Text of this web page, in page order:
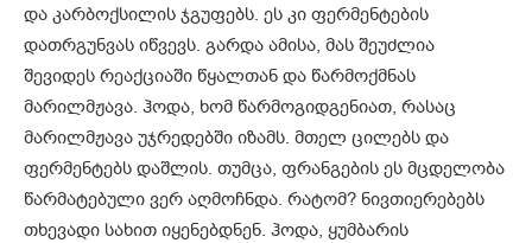
და კარბოქსილის ჯგუფებს. ეს კი ფერმენტების
დათრგუნვას იწვევს. გარდა ამისა, მას შეუძლია
შევიდეს რეაქციაში წყალთან და წარმოქმნას
მარილმჟავა. ჰოდა, ხომ წარმოგიდგენიათ, რასაც
მარილმჟავა უჯრედებში იზამს. მთელ ცილებს და
ფერმენტებს დაშლის. თუმცა, ფრანგების ეს მცდელობა
წარმატებული ვერ აღმოჩნდა. რატომ? ნივთიერებებს
თხევადი სახით იყენებდნენ. ჰოდა, ყუმბარის